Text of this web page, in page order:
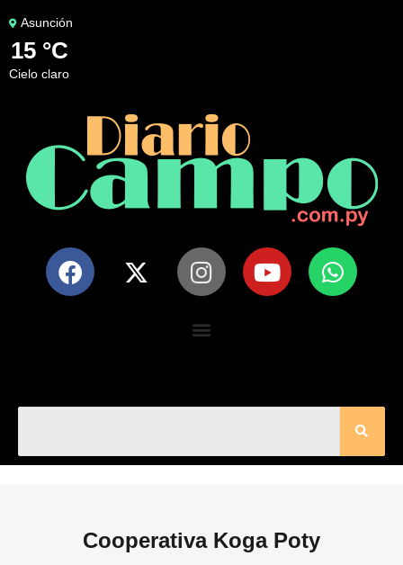
Asunción
15 °C
cielo claro
Cooperativa Koga Poty